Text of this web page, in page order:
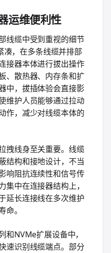
运维便利性
线缆中受到重视的细节
凑，在多条线缆并排部
接器本体进行拔出操作
、散热器、内存条和扩
中，拔插体验会直接影
维护人员能够通过拉动
作，减少对线缆本体的
拽线身至关重要。线缆
结构和接地设计，不当
响阻抗连续性和信号传
集中在连接器结构上，
延长连接线在多次维护
命。
和NVMe扩展设备中，
速识别线缆端点。部分